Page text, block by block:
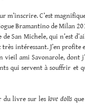
C’est
Bramantino de Milan
San Michele, qui n’est
intéressant. J’en
ami Savonarole, dont
qui servent à souffrir et
du livre sur les love dollsque